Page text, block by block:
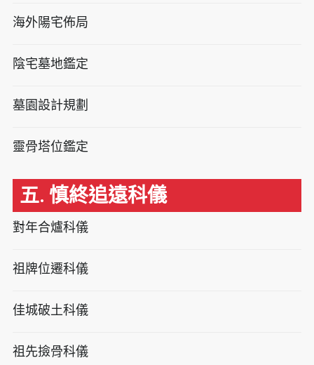
海外陽宅佈局
陰宅墓地鑑定
墓園設計規劃
靈骨塔位鑑定
五. 慎終追遠科儀
對年合爐科儀
祖牌位遷科儀
佳城破土科儀
祖先撿骨科儀